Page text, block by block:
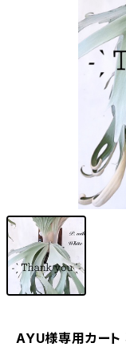
AYU様専用カート